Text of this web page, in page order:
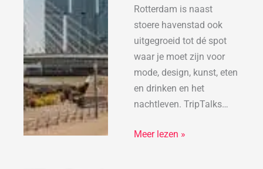
Rotterdam is naast
stoere havenstad ook
uitgegroeid tot dé spot
waar je moet zijn voor
mode, design, kunst, eten
en drinken en het
nachtleven. TripTalks…
de
Maasstad
Meer lezen »